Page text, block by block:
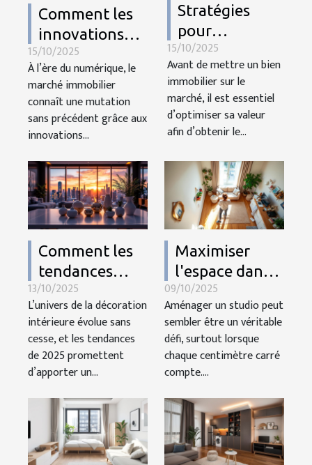
Comment les
innovations
technologiques
transforment-
elles le marché
immobilier ?
15/10/2025
À l’ère du numérique, le
marché immobilier
connaît une mutation
sans précédent grâce aux
innovations...
Stratégies
pour
augmenter la
valeur de
votre bien
avant la vente
15/10/2025
Avant de mettre un bien
immobilier sur le
marché, il est essentiel
d’optimiser sa valeur
afin d’obtenir le...
Comment les
tendances
déco 2025
influenceront-
elles votre
intérieur ?
13/10/2025
L’univers de la décoration
intérieure évolue sans
cesse, et les tendances
de 2025 promettent
d’apporter un...
Maximiser
l'espace dans
un studio :
astuces pour
petits espaces
09/10/2025
Aménager un studio peut
sembler être un véritable
défi, surtout lorsque
chaque centimètre carré
compte....